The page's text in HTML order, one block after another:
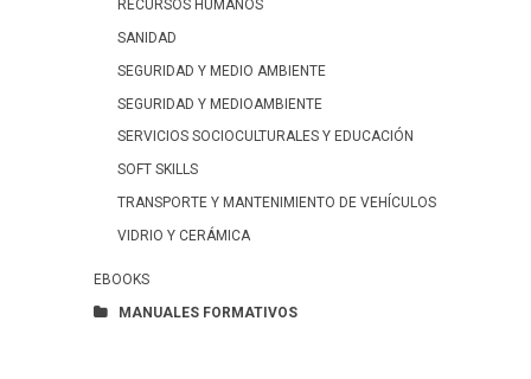
RECURSOS HUMANOS
SANIDAD
SEGURIDAD Y MEDIO AMBIENTE
SEGURIDAD Y MEDIOAMBIENTE
SERVICIOS SOCIOCULTURALES Y EDUCACIÓN
SOFT SKILLS
TRANSPORTE Y MANTENIMIENTO DE VEHÍCULOS
VIDRIO Y CERÁMICA
EBOOKS
MANUALES FORMATIVOS